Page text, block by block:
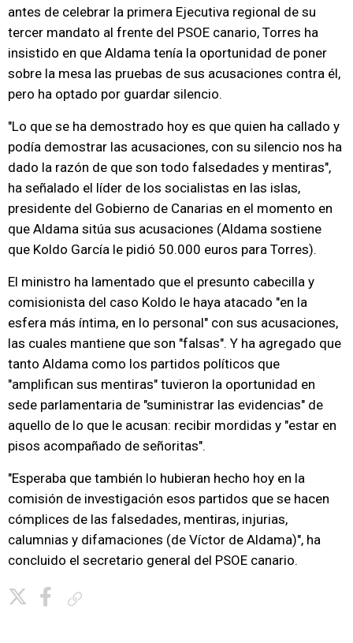
antes de celebrar la primera Ejecutiva regional de su
tercer mandato al frente del PSOE canario, Torres ha
insistido en que Aldama tenía la oportunidad de poner
sobre la mesa las pruebas de sus acusaciones contra él,
pero ha optado por guardar silencio.
"Lo que se ha demostrado hoy es que quien ha callado y
podía demostrar las acusaciones, con su silencio nos ha
dado la razón de que son todo falsedades y mentiras",
ha señalado el líder de los socialistas en las islas,
presidente del Gobierno de Canarias en el momento en
que Aldama sitúa sus acusaciones (Aldama sostiene
que Koldo García le pidió 50.000 euros para Torres).
El ministro ha lamentado que el presunto cabecilla y
comisionista del caso Koldo le haya atacado "en la
esfera más íntima, en lo personal" con sus acusaciones,
las cuales mantiene que son "falsas". Y ha agregado que
tanto Aldama como los partidos políticos que
"amplifican sus mentiras" tuvieron la oportunidad en
sede parlamentaria de "suministrar las evidencias" de
aquello de lo que le acusan: recibir mordidas y "estar en
pisos acompañado de señoritas".
"Esperaba que también lo hubieran hecho hoy en la
comisión de investigación esos partidos que se hacen
cómplices de las falsedades, mentiras, injurias,
calumnias y difamaciones (de Víctor de Aldama)", ha
concluido el secretario general del PSOE canario.